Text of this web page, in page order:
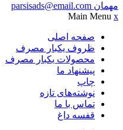
مهمان parsisads@email.com
Main Menu x
صفحه اصلی
ظروف یکبار مصرف
محصولات یکبار مصرف
پیشنهاد ما
چاپ
نوشته‌های تازه
تماس با ما
قفسه داغ